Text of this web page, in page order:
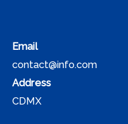
Email
contact@info.com
Address
CDMX